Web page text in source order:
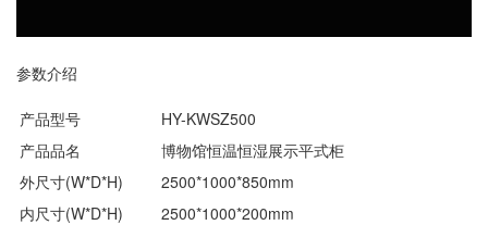
参数介绍
产品型号
HY-KWSZ500
产品品名
博物馆恒温恒湿展示平式柜
外尺寸(W*D*H)
2500*1000*850mm
内尺寸(W*D*H)
2500*1000*200mm